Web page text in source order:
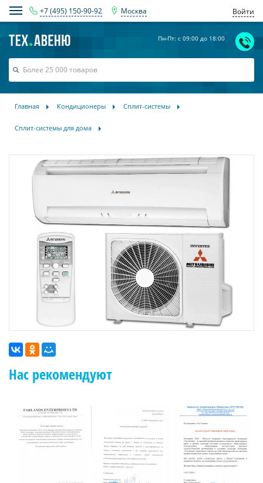
+7 (495) 150-90-92 Москва Войти
Пн-Пт: с 09:00 до 18:00
Главная Кондиционеры Сплит-системы
Сплит-системы для дома
Нас рекомендуют